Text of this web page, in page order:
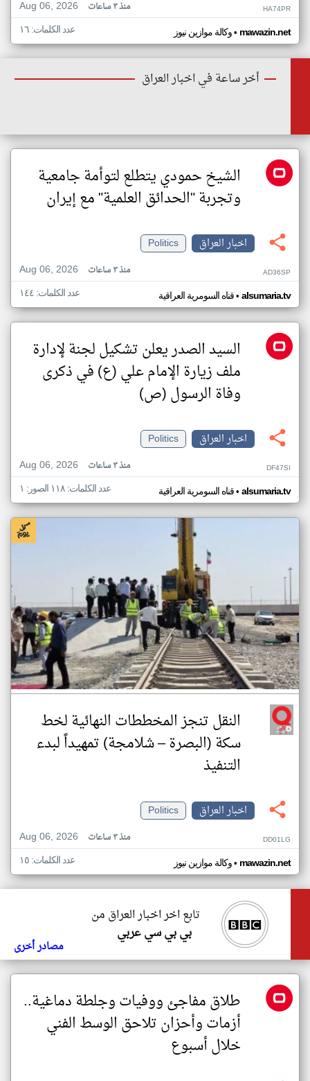
Aug 06, 2026 منذ ٣ ساعات HA74PR
وكالة موازين نيوز• mawazin.net عدد الكلمات: ١٦
أخر ساعة في اخبار العراق
الشيخ حمودي يتطلع لتوأمة جامعية
وتجربة "الحدائق العلمية" مع إيران
اخبار العراق
Politics
Aug 06, 2026
منذ ٣ ساعات AD36SP
قناه السومرية العراقية• alsumaria.tv عدد الكلمات: ١٤٤
السيد الصدر يعلن تشكيل لجنة لإدارة
ملف زيارة الإمام علي (ع) في ذكرى
وفاة الرسول (ص)
اخبار العراق
Politics
Aug 06, 2026
منذ ٣ ساعات DF47SI
قناه السومرية العراقية• alsumaria.tv عدد الكلمات: ١١٨ الصور: ١
النقل تنجز المخططات النهائية لخط
سكة (البصرة – شلامجة) تمهيداً لبدء
التنفيذ
اخبار العراق
Politics
Aug 06, 2026
منذ ٣ ساعات DD01LG
وكالة موازين نيوز• mawazin.net عدد الكلمات: ١٥
تابع اخر اخبار العراق من
بي بي سي عربي
مصادر أخرى
طلاق مفاجئ ووفيات وجلطة دماغية..
أزمات وأحزان تلاحق الوسط الفني
خلال أسبوع